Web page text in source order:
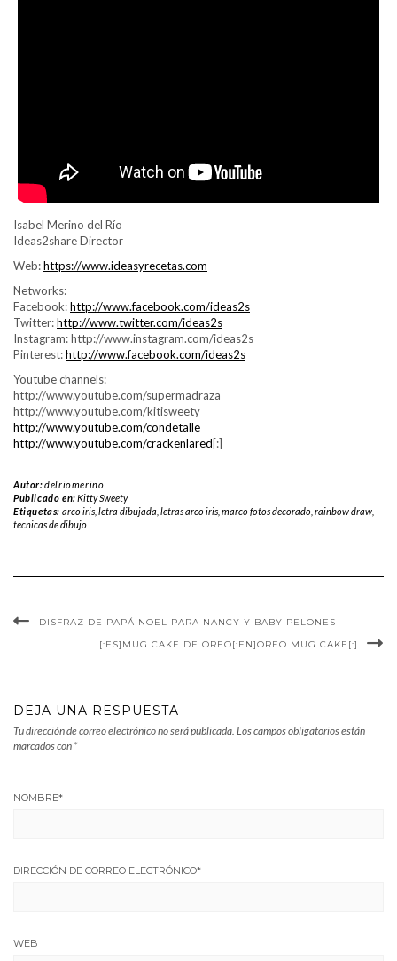
Isabel Merino del Río
Ideas2share Director
Web:https://www.ideasyrecetas.com
Networks:
Facebook:http://www.facebook.com/ideas2s
Twitter:http://www.twitter.com/ideas2s
Instagram: http://www.instagram.com/ideas2s
Pinterest:http://www.facebook.com/ideas2s
Youtube channels:
http://www.youtube.com/supermadraza
http://www.youtube.com/kitisweety
http://www.youtube.com/condetalle
http://www.youtube.com/crackenlared[:]
Autor:delriomerino
Publicado en:Kitty Sweety
Etiquetas: arco iris, letra dibujada letras arco iris, marco fotos decorado, rainbow draw,
tecnicas de dibujo
DISFRAZ DE PAPÁ NOEL PARA NANCY Y BABY PELONES
[:ES]MUG CAKE DE OREO[:EN]OREO MUG CAKE[:]
DEJA UNA RESPUESTA
Tu dirección de correo electrónico no será publicada. Los campos obligatorios están
marcados con *
NOMBRE*
DIRECCIÓN DE CORREO ELECTRÓNICO*
WEB